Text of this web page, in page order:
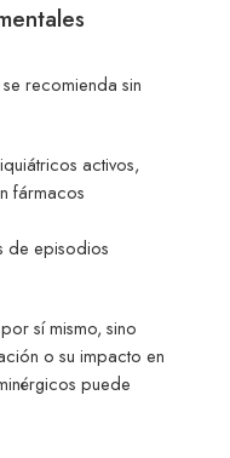
recomienda sin
activos,
fármacos
de episodios
sí mismo, sino
o su impacto en
puede